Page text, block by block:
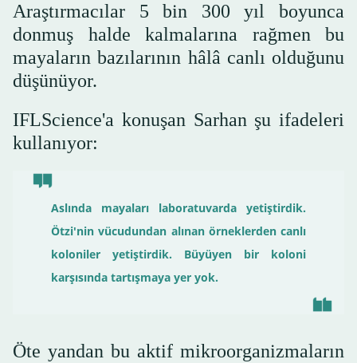
Araştırmacılar 5 bin 300 yıl boyunca
donmuş halde kalmalarına rağmen bu
mayaların bazılarının hâlâ canlı olduğunu
düşünüyor.
IFLScience'a konuşan Sarhan şu ifadeleri
kullanıyor:
Aslında mayaları laboratuvarda yetiştirdik.
Ötzi'nin vücudundan alınan örneklerden canlı
koloniler yetiştirdik. Büyüyen bir koloni
karşısında tartışmaya yer yok.
Öte yandan bu aktif mikroorganizmaların